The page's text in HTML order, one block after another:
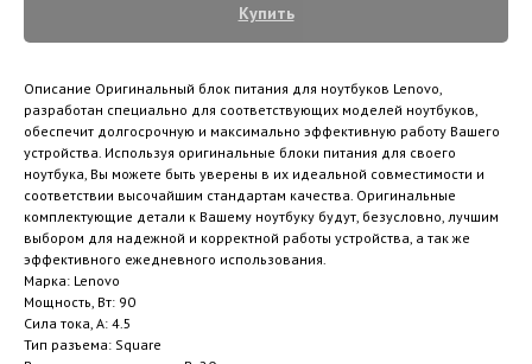
Купить
Описание Оригинальный блок питания для ноутбуков Lenovo,
разработан специально для соответствующих моделей ноутбуков,
обеспечит долгосрочную и максимально эффективную работу Вашего
устройства. Используя оригинальные блоки питания для своего
ноутбука, Вы можете быть уверены в их идеальной совместимости и
соответствии высочайшим стандартам качества. Оригинальные
комплектующие детали к Вашему ноутбуку будут, безусловно, лучшим
выбором для надежной и корректной работы устройства, а так же
эффективного ежедневного использования.
Марка: Lenovo
Мощность, Вт: 90
Сила тока, А: 4.5
Тип разъема: Square